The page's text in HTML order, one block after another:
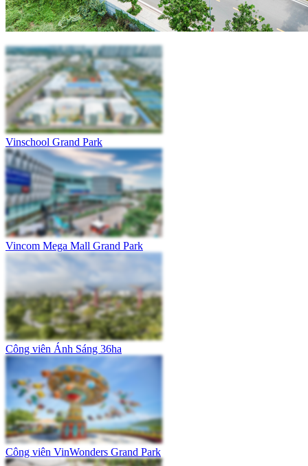
Vinschool Grand Park
Vincom Mega Mall Grand Park
Công viên Ánh Sáng 36ha
Công viên VinWonders Grand Park